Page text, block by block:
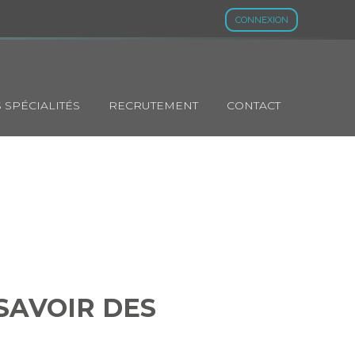
CONNEXION
SPÉCIALITÉS RECRUTEMENT CONTACT
DES